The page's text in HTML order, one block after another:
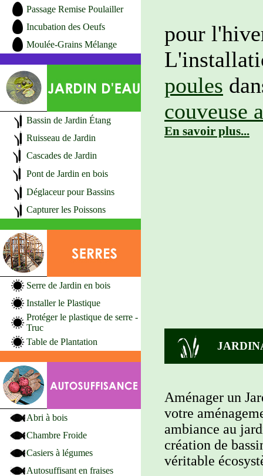
Passage Remise Poulailler
Incubation des Oeufs
Moulée-Grains Mélange
Bassin de Jardin Étang
Ruisseau de Jardin
Cascades de Jardin
Pont de Jardin en bois
Déglaceur pour Bassins
Capturer les Poissons
Serre de Jardin en bois
Installer le Plastique
Protéger le plastique de serre -
Truc
Table de Plantation
Abri à bois
Chambre Froide
Casiers à légumes
Autosuffisant en fraises
pour
poules
couveuse
En savoir plus...
Aménager un
votre
ambiance au
création de
véritable